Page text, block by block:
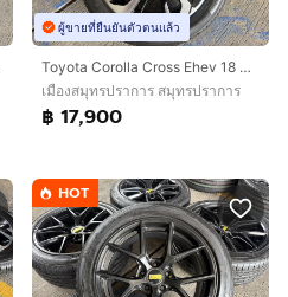
ผู้ขายที่ยืนยันตัวตนแล้ว
Toyota Corolla Cross Ehev 18 นิ้ว Top🔥
เมืองสมุทรปราการ สมุทรปราการ
฿ 17,900
HOT